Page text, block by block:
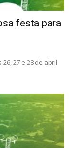
festa para
27 e 28 de abril